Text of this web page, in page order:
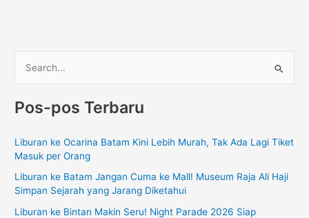
r
u
t
Pos-pos Terbaru
Liburan ke Ocarina Batam Kini Lebih Murah, Tak Ada Lagi Tiket
Masuk per Orang
Liburan ke Batam Jangan Cuma ke Mall! Museum Raja Ali Haji
Simpan Sejarah yang Jarang Diketahui
Liburan ke Bintan Makin Seru! Night Parade 2026 Siap